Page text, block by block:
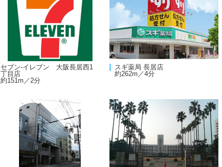
セブン-イレブン 大阪長居西1
丁目店
約151m／2分
スギ薬局 長居店
約262m／4分